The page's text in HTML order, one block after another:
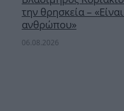
την θρησκεία –
ανθρώπου»
06.08.2026